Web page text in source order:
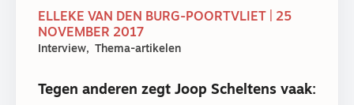
ELLEKE VAN DEN BURG-POORTVLIET | 25
NOVEMBER 2017
Interview Thema-artikelen
Tegen anderen zegt Joop Scheltens vaak: